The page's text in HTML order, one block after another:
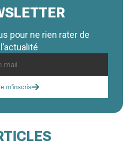
pour ne rien rater de
l’actualité
m'inscris